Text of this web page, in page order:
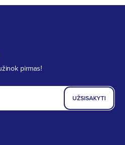
pirmas!
UŽSISAKYTI